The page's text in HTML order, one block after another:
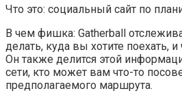
Что это: социальный сайт по
В чем фишка: Gatherball
делать, куда вы хотите поехать,
Он также делится этой
сети, кто может вам что-то
предполагаемого маршрута.